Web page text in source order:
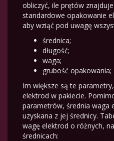
obliczyć, ile prętów
standardowe opakowanie
aby wziąć pod uwagę
średnica;
długość;
waga;
grubość opakowania;
Im większe są te
elektrod w pakiecie.
parametrów, średnia waga
uzyskana z jej średnicy.
wagę elektrod o różnych,
średnicach: